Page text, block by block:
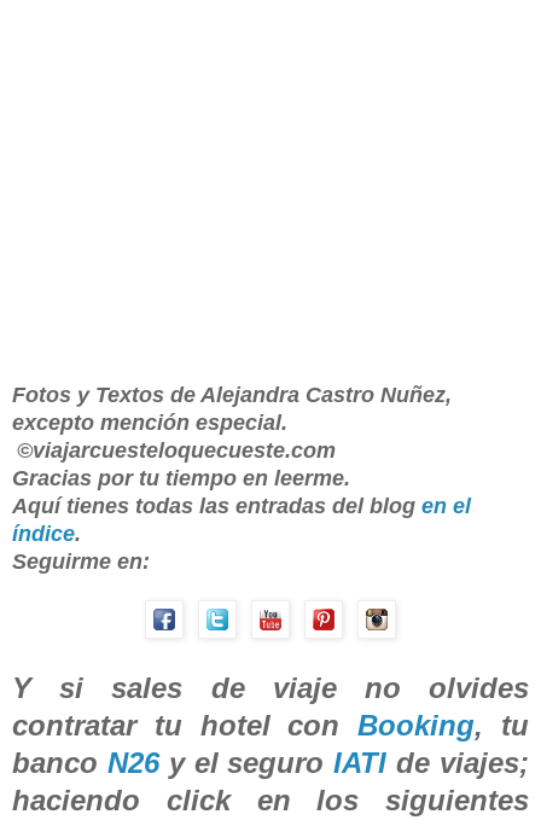
Fotos y Textos de Alejandra Castro Nuñez,
excepto mención especial.
©viajarcuesteloquecueste.com
Gracias por tu tiempo en leerme.
Aquí tienes todas las entradas del blog en el
índice.
Seguirme en:
Y si sales de viaje no olvides
contratar tu hotel conBooking, tu
banco N26y el seguroIATI de viajes;
haciendo click en los siguientes